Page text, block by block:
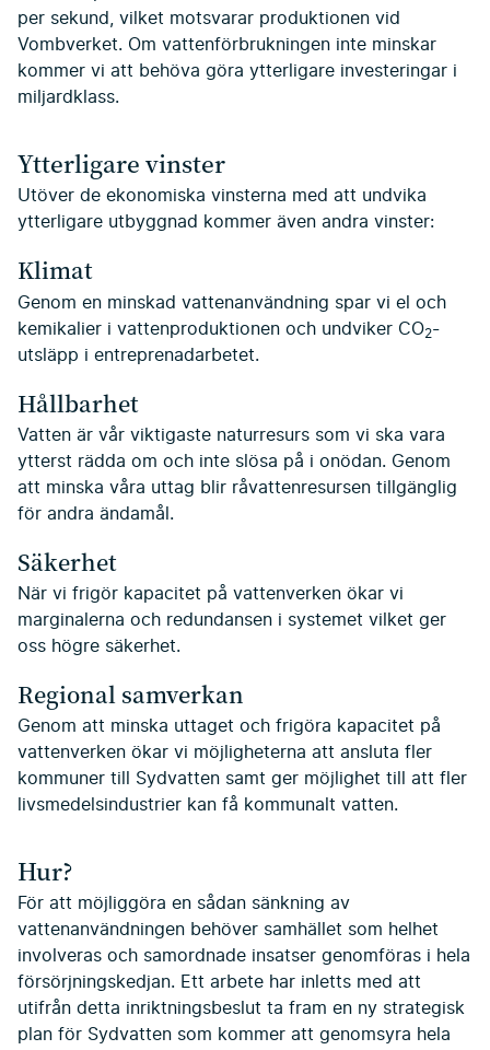
per sekund, vilket motsvarar produktionen vid
Vombverket. Om vattenförbrukningen inte minskar
kommer vi att behöva göra ytterligare investeringar i
miljardklass.
Ytterligare vinster
Utöver de ekonomiska vinsterna med att undvika
ytterligare utbyggnad kommer även andra vinster:
Klimat
Genom en minskad vattenanvändning spar vi el och
kemikalier i vattenproduktionen och undviker CO2-
utsläpp i entreprenadarbetet.
Hållbarhet
Vatten är vår viktigaste naturresurs som vi ska vara
ytterst rädda om och inte slösa på i onödan. Genom
att minska våra uttag blir råvattenresursen tillgänglig
för andra ändamål.
Säkerhet
När vi frigör kapacitet på vattenverken ökar vi
marginalerna och redundansen i systemet vilket ger
oss högre säkerhet.
Regional samverkan
Genom att minska uttaget och frigöra kapacitet på
vattenverken ökar vi möjligheterna att ansluta fler
kommuner till Sydvatten samt ger möjlighet till att fler
livsmedelsindustrier kan få kommunalt vatten.
Hur?
För att möjliggöra en sådan sänkning av
vattenanvändningen behöver samhället som helhet
involveras och samordnade insatser genomföras i hela
försörjningskedjan. Ett arbete har inletts med att
utifrån detta inriktningsbeslut ta fram en ny strategisk
plan för Sydvatten som kommer att genomsyra hela